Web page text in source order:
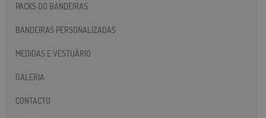
PACKS DO BANDEIRAS
BANDEIRAS PERSONALIZADAS
MEDIDAS E VESTUÁRIO
GALERIA
CONTACTO